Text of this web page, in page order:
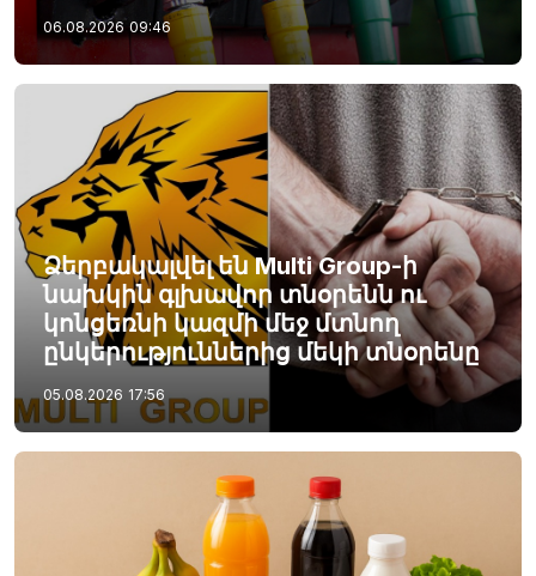
06.08.2026 09:46
Ձերբակալվել են Multi Group-ի
նախկին գլխավոր տնօրենն ու
կոնցեռնի կազմի մեջ մտնող
ընկերություններից մեկի տնօրենը
05.08.2026 17:56